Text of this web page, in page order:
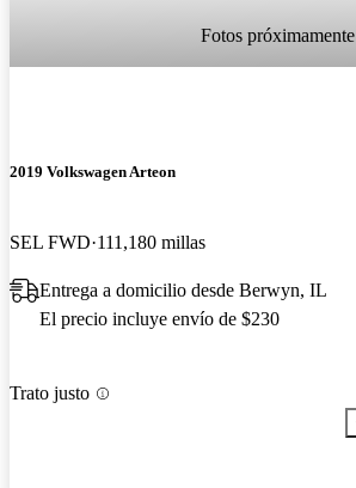
Fotos próximamente
2019 Volkswagen Arteon
SEL FWD 111,180 millas
Entrega a domicilio desde Berwyn, IL
El precio incluye envío de $230
Trato justo